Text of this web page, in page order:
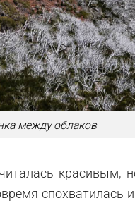
между облаков
спохватилась